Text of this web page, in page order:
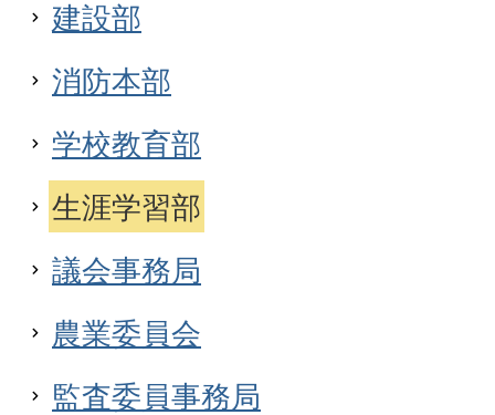
建設部
消防本部
学校教育部
生涯学習部
議会事務局
農業委員会
監査委員事務局